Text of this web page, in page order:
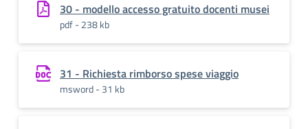
30 - modello accesso gratuito docenti musei
pdf - 238 kb
31 - Richiesta rimborso spese viaggio
msword - 31 kb